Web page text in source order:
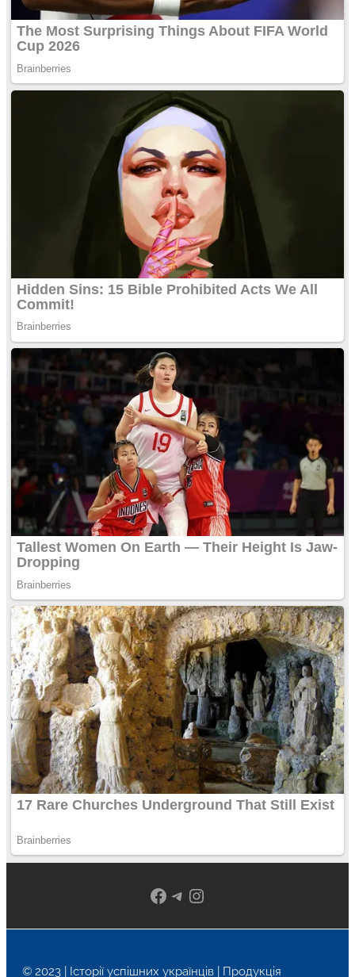
Facebook
Telegram
Instagram
© 2023 | Історії успішних українців | Продукція